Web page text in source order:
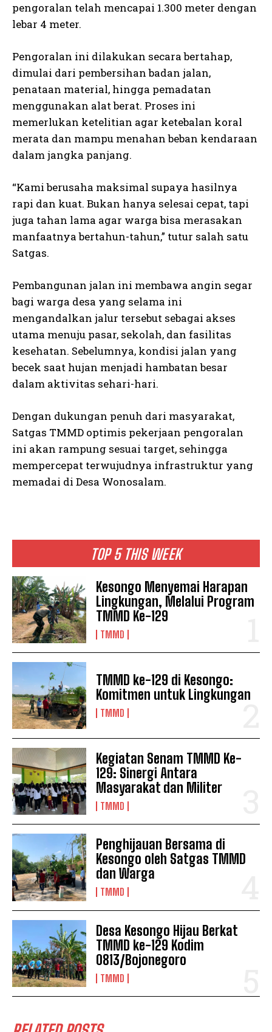
TOP 5 THIS WEEK
Kesongo Menyemai Harapan
Lingkungan, Melalui Program
TMMD Ke-129
TMMD
TMMD ke-129 di Kesongo:
Komitmen untuk Lingkungan
TMMD
Kegiatan Senam TMMD Ke-
129: Sinergi Antara
Masyarakat dan Militer
TMMD
Penghijauan Bersama di
Kesongo oleh Satgas TMMD
dan Warga
TMMD
Desa Kesongo Hijau Berkat
TMMD ke-129 Kodim
0813/Bojonegoro
TMMD
pengoralan telah mencapai 1.300 meter dengan
lebar 4 meter.
Pengoralan ini dilakukan secara bertahap,
dimulai dari pembersihan badan jalan,
penataan material, hingga pemadatan
menggunakan alat berat. Proses ini
memerlukan ketelitian agar ketebalan koral
merata dan mampu menahan beban kendaraan
dalam jangka panjang.
“Kami berusaha maksimal supaya hasilnya
rapi dan kuat. Bukan hanya selesai cepat, tapi
juga tahan lama agar warga bisa merasakan
manfaatnya bertahun-tahun,” tutur salah satu
Satgas.
Pembangunan jalan ini membawa angin segar
bagi warga desa yang selama ini
mengandalkan jalur tersebut sebagai akses
utama menuju pasar, sekolah, dan fasilitas
kesehatan. Sebelumnya, kondisi jalan yang
becek saat hujan menjadi hambatan besar
dalam aktivitas sehari-hari.
Dengan dukungan penuh dari masyarakat,
Satgas TMMD optimis pekerjaan pengoralan
ini akan rampung sesuai target, sehingga
mempercepat terwujudnya infrastruktur yang
memadai di Desa Wonosalam.